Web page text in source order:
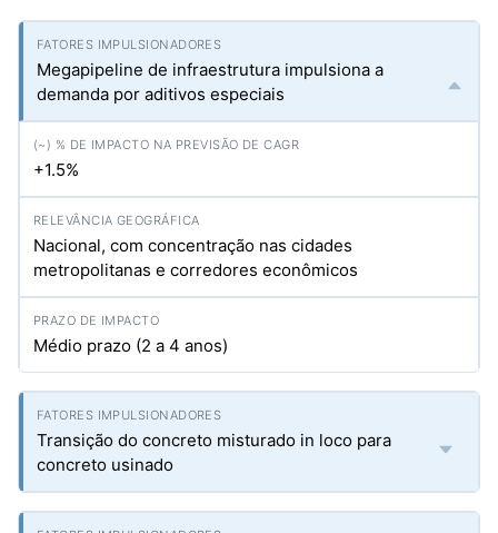
Megapipeline de infraestrutura impulsiona a
demanda por aditivos especiais
+1.5%
Nacional, com concentração nas cidades
metropolitanas e corredores econômicos
Médio prazo (2 a 4 anos)
Transição do concreto misturado in loco para
concreto usinado